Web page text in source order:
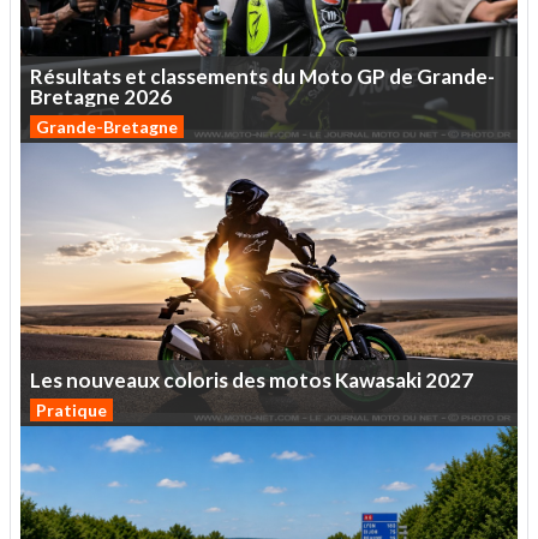
Résultatset classementsdu MotoGP de Grande-
Bretagne 2026
Grande-Bretagne
LesnouveauxcolorisdesmotosKawasaki2027
Pratique